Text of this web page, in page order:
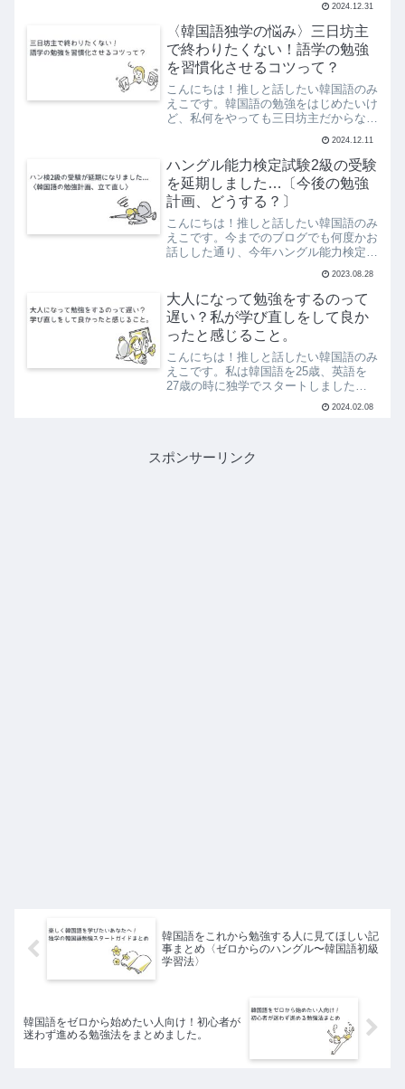
バタしながらの勉強だったので、すきま
時間を活用して少しずつ勉強を進めてい
たような感じがします。そ...
2024.12.31
〈韓国語独学の悩み〉三日坊主
で終わりたくない！語学の勉強
を習慣化させるコツって？
こんにちは！推しと話したい韓国語のみ
えこです。韓国語の勉強をはじめたいけ
ど、私何をやっても三日坊主だからなぁ
どうしても続かない…今回は、そんな悩
みのある方必見の記事となっています！
「語学学習は継続が大切」...
2024.12.11
ハングル能力検定試験2級の受験
を延期しました…〔今後の勉強
計画、どうする？〕
こんにちは！推しと話したい韓国語のみ
えこです。今までのブログでも何度かお
話しした通り、今年ハングル能力検定試
のタイトル通り、受験を延長しまし
た...。やむを得ない事情なので仕方ない
のですが、イメージしてい...
2023.08.28
大人になって勉強をするのって
遅い？私が学び直しをして良か
ったと感じること。
こんにちは！推しと話したい韓国語のみ
えこです。私は韓国語を25歳、英語を
27歳の時に独学でスタートしました。
韓国語は文字すらわからないところから
始めましたし、英語も中1レベルからで
2024.02.08
スポンサーリンク
韓国語をこれから勉強する人に見てほしい記
事まとめ〈ゼロからのハングル〜韓国語初級
学習法〉
韓国語をゼロから始めたい人向け！初心者が
迷わず進める勉強法をまとめました。